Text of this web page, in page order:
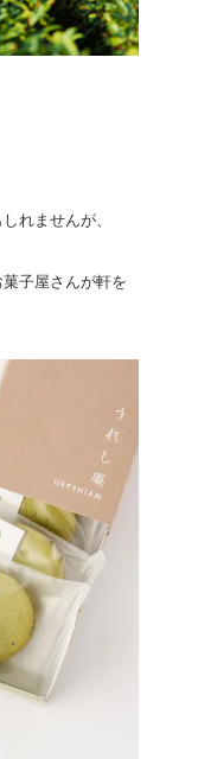
れませんが、
子屋さんが軒を